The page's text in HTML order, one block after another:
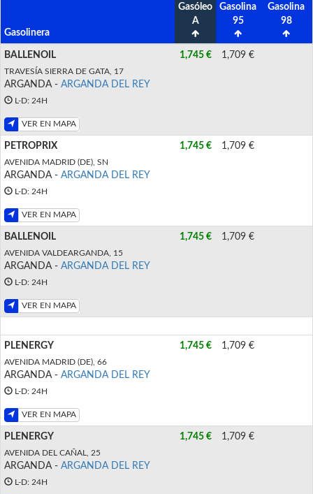
Gasolinera
Gasóleo
A
Gasolina
95
Gasolina
98
BALLENOIL
TRAVESÍA SIERRA DE GATA, 17
ARGANDA - ARGANDA DEL REY
L-D: 24H
VER EN MAPA
1,745 € 1,709 €
PETROPRIX
AVENIDA MADRID (DE), SN
ARGANDA - ARGANDA DEL REY
L-D: 24H
VER EN MAPA
1,745 € 1,709 €
BALLENOIL
AVENIDA VALDEARGANDA, 15
ARGANDA - ARGANDA DEL REY
L-D: 24H
VER EN MAPA
1,745 € 1,709 €
PLENERGY
AVENIDA MADRID (DE), 66
ARGANDA - ARGANDA DEL REY
L-D: 24H
VER EN MAPA
1,745 € 1,709 €
PLENERGY
AVENIDA DEL CAÑAL, 25
ARGANDA - ARGANDA DEL REY
L-D: 24H
1,745 € 1,709 €